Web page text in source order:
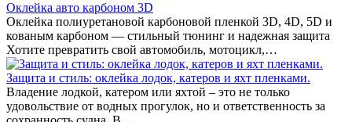
Оклейка авто карбоном 3D
Оклейка полиуретановой карбоновой пленкой 3D, 4D, 5D и
кованым карбоном — стильный тюнинг и надежная защита
Хотите превратить свой автомобиль, мотоцикл,…
Защита и стиль: оклейка лодок, катеров и яхт пленками.
Владение лодкой, катером или яхтой – это не только
удовольствие от водных прогулок, но и ответственность за